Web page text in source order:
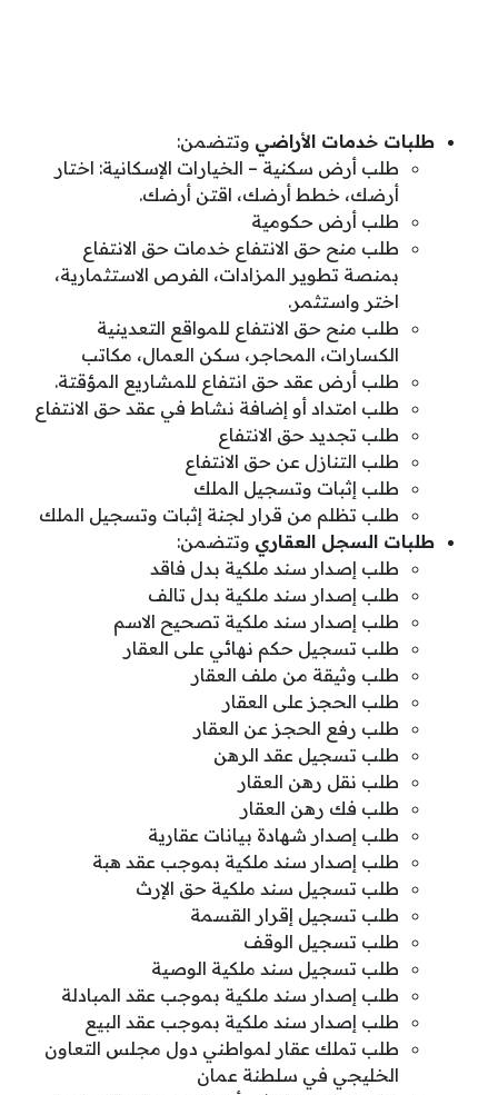
طلبات خدمات الأراضي وتتضمن:
طلب أرض سكنية – الخيارات الإسكانية: اختار
أرضك، خطط أرضك، اقتن أرضك.
طلب أرض حكومية
طلب منح حق الانتفاع خدمات حق الانتفاع
بمنصة تطوير المزادات، الفرص الاستثمارية،
اختر واستثمر.
طلب منح حق الانتفاع للمواقع التعدينية
الكسارات، المحاجر، سكن العمال، مكاتب
طلب أرض عقد حق انتفاع للمشاريع المؤقتة.
طلب امتداد أو إضافة نشاط في عقد حق الانتفاع
طلب تجديد حق الانتفاع
طلب التنازل عن حق الانتفاع
طلب إثبات وتسجيل الملك
طلب تظلم من قرار لجنة إثبات وتسجيل الملك
طلبات السجل العقاري وتتضمن:
طلب إصدار سند ملكية بدل فاقد
طلب إصدار سند ملكية بدل تالف
طلب إصدار سند ملكية تصحيح الاسم
طلب تسجيل حكم نهائي على العقار
طلب وثيقة من ملف العقار
طلب الحجز على العقار
طلب رفع الحجز عن العقار
طلب تسجيل عقد الرهن
طلب نقل رهن العقار
طلب فك رهن العقار
طلب إصدار شهادة بيانات عقارية
طلب إصدار سند ملكية بموجب عقد هبة
طلب تسجيل سند ملكية حق الإرث
طلب تسجيل إقرار القسمة
طلب تسجيل الوقف
طلب تسجيل سند ملكية الوصية
طلب إصدار سند ملكية بموجب عقد المبادلة
طلب إصدار سند ملكية بموجب عقد البيع
طلب تملك عقار لمواطني دول مجلس التعاون
الخليجي في سلطنة عمان